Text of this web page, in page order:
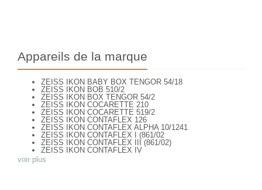
Appareils de la marque
ZEISS IKON BABY BOX TENGOR 54/18
ZEISS IKON BOB 510/2
ZEISS IKON BOX TENGOR 54/2
ZEISS IKON COCARETTE 210
ZEISS IKON COCARETTE 519/2
ZEISS IKON CONTAFLEX 126
ZEISS IKON CONTAFLEX ALPHA 10/1241
ZEISS IKON CONTAFLEX I (861/02
ZEISS IKON CONTAFLEX III (861/02)
ZEISS IKON CONTAFLEX IV
ZEISS IKON CONTAFLEX PRIMA
voir plus